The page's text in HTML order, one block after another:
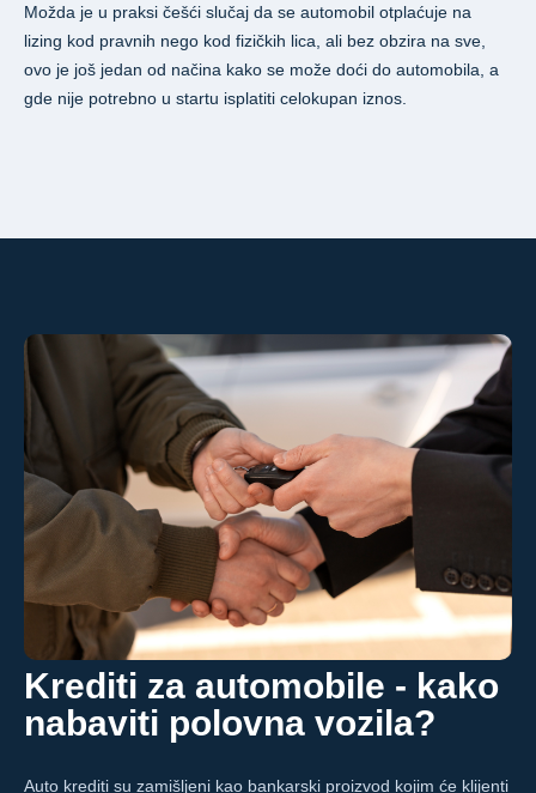
Možda je u praksi češći slučaj da se automobil otplaćuje na
lizing kod pravnih nego kod fizičkih lica, ali bez obzira na sve,
ovo je još jedan od načina kako se može doći do automobila, a
gde nije potrebno u startu isplatiti celokupan iznos.
Krediti za automobile - kako
nabaviti polovna vozila?
Auto krediti su zamišljeni kao bankarski proizvod kojim će klijenti